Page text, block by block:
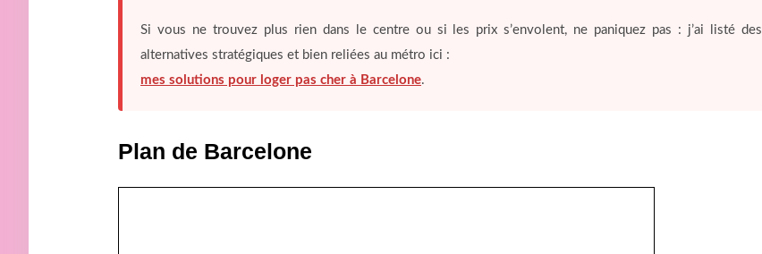
Si vous ne trouvez plus rien dans le centre ou si les prix s’envolent, ne paniquez pas : j’ai listé des
alternatives stratégiques et bien reliées au métro ici :
mes solutions pour loger pas cher à Barcelone.
Plan de Barcelone